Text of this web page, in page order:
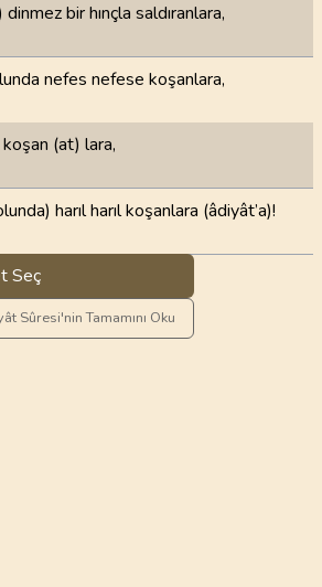
bir hınçla saldıranlara,
nefes nefese koşanlara,
koşan (at) lara,
harıl harıl koşanlara (âdiyât’a)!
Seç
Sûresi'nin Tamamını Oku